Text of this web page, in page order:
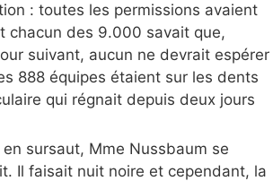
: toutes les permissions avaient
chacun des 9.000 savait que,
suivant, aucun ne devrait espérer
888 équipes étaient sur les dents
qui régnait depuis deux jours
sursaut, Mme Nussbaum se
Il faisait nuit noire et cependant, la